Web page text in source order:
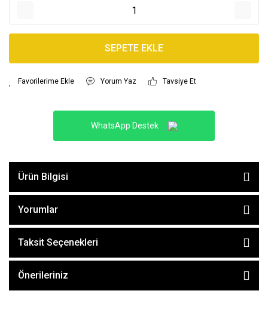
SEPETE EKLE
Yorum Yaz Tavsiye Et
WhatsApp Destek
Ürün Bilgisi
Yorumlar
Taksit Seçenekleri
Önerileriniz